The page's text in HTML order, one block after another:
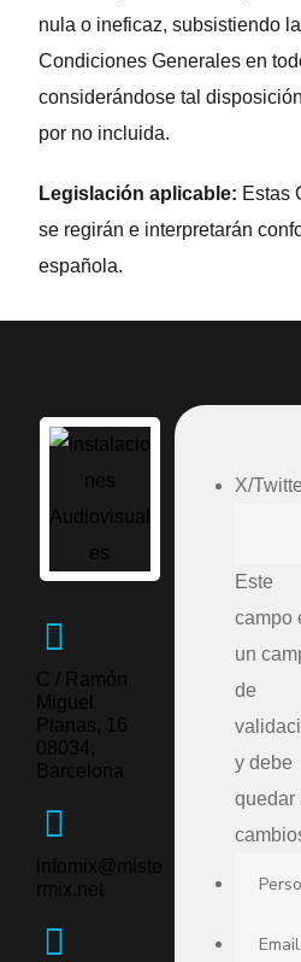
nula o ineficaz, subsistiendo
Condiciones Generales en
considerándose tal
por no incluida.
Legislación aplicable: Estas
se regirán e interpretarán
española.
C / Ramón
Miguel
Planas, 16
08034,
Barcelona
infomix@miste
rmix.net
X/
Este
campo
un
de
y debe
quedar